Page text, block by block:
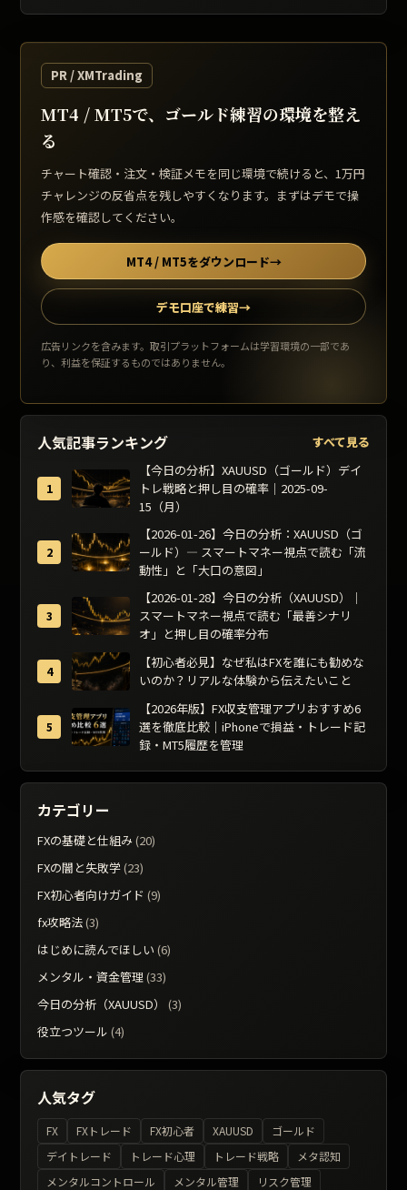
レート提供: TradingView / 表示は遅延する場合があります
PR / XMTrading
MT4 / MT5で、ゴールド練習の環境を整え
る
チャート確認・注文・検証メモを同じ環境で続けると、1万円
チャレンジの反省点を残しやすくなります。まずはデモで操
作感を確認してください。
MT4 / MT5をダウンロード→
デモ口座で練習→
広告リンクを含みます。取引プラットフォームは学習環境の一部であ
り、利益を保証するものではありません。
人気記事ランキング
すべて見る
【今日の分析】XAUUSD（ゴールド）デイ
トレ戦略と押し目の確率｜2025-09-
15（月）
【2026-01-26】今日の分析：XAUUSD（ゴ
ールド）— スマートマネー視点で読む「流
動性」と「大口の意図」
【2026-01-28】今日の分析（XAUUSD）｜
スマートマネー視点で読む「最善シナリ
オ」と押し目の確率分布
【初心者必見】なぜ私はFXを誰にも勧めな
いのか？リアルな体験から伝えたいこと
【2026年版】FX収支管理アプリおすすめ6
選を徹底比較｜iPhoneで損益・トレード記
録・MT5履歴を管理
カテゴリー
FXの基礎と仕組み(20)
FXの闇と失敗学(23)
FX初心者向けガイド (9)
fx攻略法(3)
はじめに読んでほしい (6)
メンタル・資金管理(33)
今日の分析（XAUUSD）
(3)
役立つツール (4)
人気タグ
FX FXトレード FX初心者 XAUUSD
ゴールド
デイトレード
トレード心理 トレード戦略
メタ認知
メンタルコントロール
メンタル管理 リスク管理